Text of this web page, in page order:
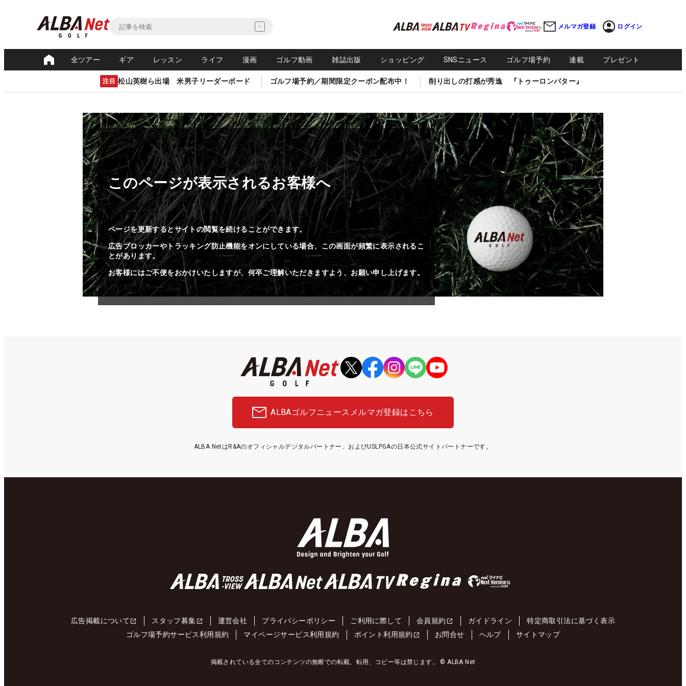
メルマガ登録 ログイン
全ツアー ギア レッスン ライフ 漫画 ゴルフ動画 雑誌出版 ショッピング SNSニュース ゴルフ場予約 連載 プレゼント
注目 松山英樹ら出場 米男子リーダーボード ゴルフ場予約／期間限定クーポン配布中！ 削り出しの打感が秀逸 『トゥーロンパター』
このページが表示されるお客様へ
ページを更新するとサイトの閲覧を続けることができます。
広告ブロッカーやトラッキング防止機能をオンにしている場合、この画面が頻繁に表示されるこ
とがあります。
お客様にはご不便をおかけいたしますが、何卒ご理解いただきますよう、お願い申し上げます。
ALBAゴルフニュース メルマガ登録はこちら
ALBA NetはR&Aのオフィシャルデジタルパートナー、およびUSLPGAの日本公式サイトパートナーです。
広告掲載について スタッフ募集 運営会社 プライバシーポリシー ご利用に際して 会員規約 ガイドライン
特定商取引法に基づく表示
ゴルフ場予約サービス利用規約
マイページサービス利用規約 ポイント利用規約 お問合せ ヘルプ サイトマップ
掲載されている全てのコンテンツの無断での転載、転用、コピー等は禁じます。 © ALBA Net